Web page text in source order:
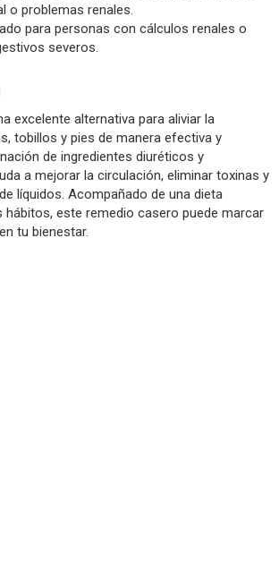
o problemas renales.
para personas con cálculos renales o
severos.
excelente alternativa para aliviar la
tobillos y pies de manera efectiva y
de ingredientes diuréticos y
a mejorar la circulación, eliminar toxinas y
líquidos. Acompañado de una dieta
hábitos, este remedio casero puede marcar
tu bienestar.